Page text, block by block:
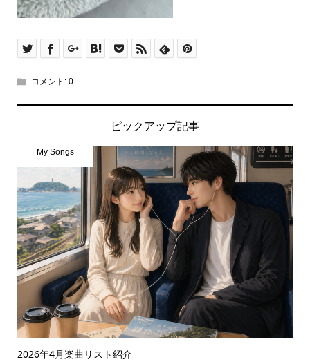
コメント: 0
ピックアップ記事
My Songs
2026年4月楽曲リスト紹介